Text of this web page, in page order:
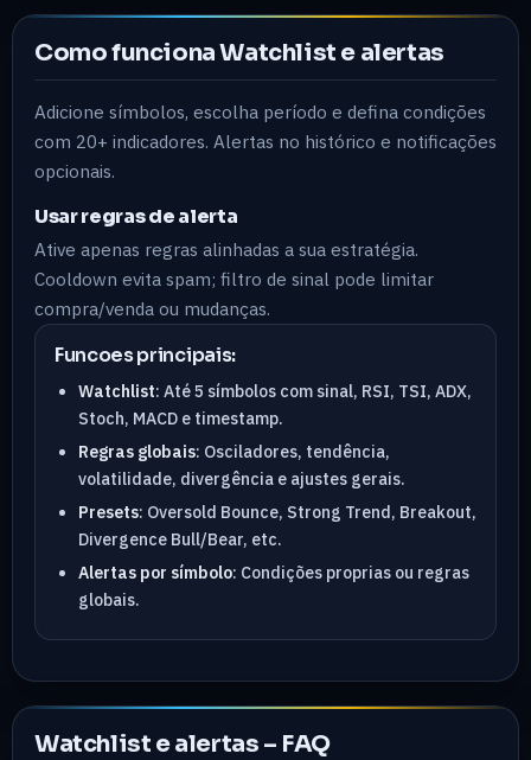
Como funciona Watchlist e alertas
Adicione símbolos, escolha período e defina condições
com 20+ indicadores. Alertas no histórico e notificações
opcionais.
Usar regras de alerta
Ative apenas regras alinhadas a sua estratégia.
Cooldown evita spam; filtro de sinal pode limitar
compra/venda ou mudanças.
Funcoes principais:
Watchlist: Até 5 símbolos com sinal, RSI, TSI, ADX,
Stoch, MACD e timestamp.
Regras globais: Osciladores, tendência,
volatilidade, divergência e ajustes gerais.
Presets: Oversold Bounce, Strong Trend, Breakout,
Divergence Bull/Bear, etc.
Alertas por símbolo: Condições proprias ou regras
globais.
Watchlist e alertas – FAQ